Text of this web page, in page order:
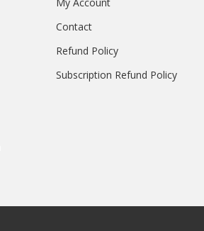
Contact
Refund Policy
Subscription Refund Policy